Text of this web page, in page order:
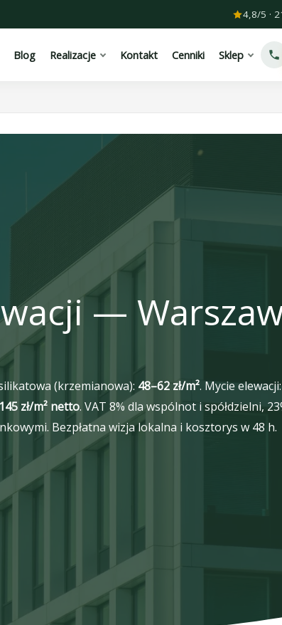
4,8/5 ·
Blog Realizacje Kontakt Cenniki Sklep
—
(krzemianowa): 48–62 zł/m². Mycie elewacji:
zł/m² netto. VAT 8% dla wspólnot i spółdzielni,
Bezpłatna wizja lokalna i kosztorys w 48 h.